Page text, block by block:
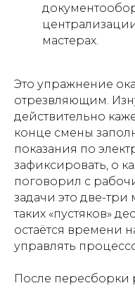
мастерах.
Это упражнение
отрезвляющим.
действительно
конце смены
показания по
зафиксировать, о
поговорил с
задачи это две-три
таких «пустяков»
остаётся времени
управлять
После пересборки